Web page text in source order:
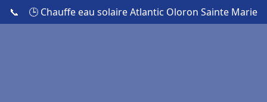
📞 🕒 Chauffe eau solaire Atlantic Oloron Sainte Marie